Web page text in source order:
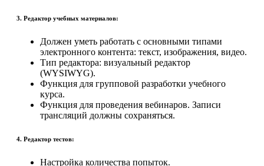
3. Редактор учебных материалов:
Должен уметь работать с основными типами
электронного контента: текст, изображения, видео.
Тип редактора: визуальный редактор
(WYSIWYG).
Функция для групповой разработки учебного
курса.
Функция для проведения вебинаров. Записи
трансляций должны сохраняться.
4. Редактор тестов:
Настройка количества попыток.